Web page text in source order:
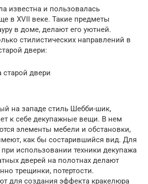
известна и пользовалась
в XVII веке. Такие предметы
в доме, делают его уютней.
стилистических направлений в
двери:
старой двери
на западе стиль Шебби-шик,
к себе декупажные вещи. В нем
элементы мебели и обстановки,
как бы состарившийся вид. Для
использовании техники декупажа
дверей на полотнах делают
трещинки, потертости.
для создания эффекта кракелюра